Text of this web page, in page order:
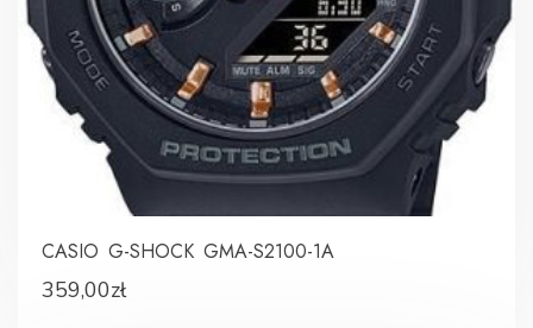
CASIO G-SHOCK GMA-S2100-1A
359,00zł